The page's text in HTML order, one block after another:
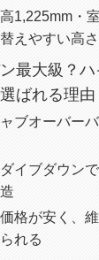
1,225mm・
えやすい高さ
最大級？
ばれる理由
ブオーバー
イブダウン
格が安く、
れる